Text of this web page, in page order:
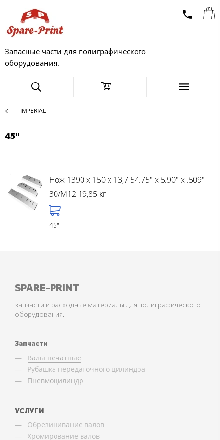
Запасные части для полиграфического
оборудования.
IMPERIAL
45"
Нож 1390 x 150 x 13,7 54.75" x 5.90" x .509"
30/M12 19,85 кг
45"
SPARE-PRINT
запчасти и расходные материалы для полиграфического
оборудования.
Запчасти
Валы печатные
Рубашка передаточного цилиндра
Пневмоцилиндр
УСЛУГИ
Обрезинивание валов
Хромирование валов